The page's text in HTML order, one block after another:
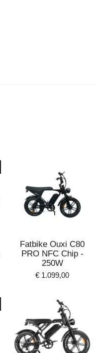
Fatbike Ouxi C80
PRO NFC Chip -
250W
€ 1.099,00